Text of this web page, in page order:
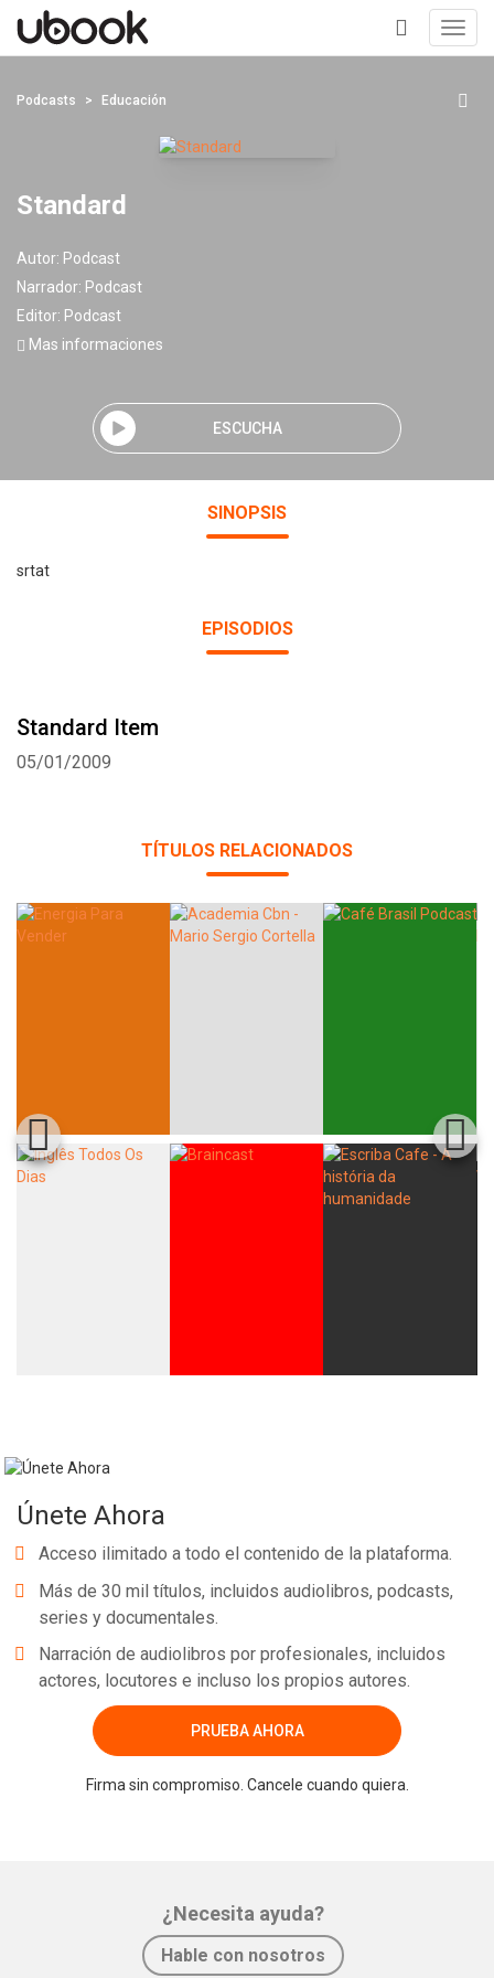
+
Podcasts Educación
Standard
Autor: Podcast
Narrador: Podcast
Editor: Podcast
Mas informaciones
ESCUCHA
SINOPSIS
srtat
EPISODIOS
Standard Item
05/01/2009
TÍTULOS RELACIONADOS
Únete Ahora
Acceso ilimitado a todo el contenido de la plataforma.
Más de 30 mil títulos, incluidos audiolibros, podcasts,
series y documentales.
Narración de audiolibros por profesionales, incluidos
actores, locutores e incluso los propios autores.
PRUEBA AHORA
Firma sin compromiso. Cancele cuando quiera.
¿Necesita ayuda?
Hable con nosotros